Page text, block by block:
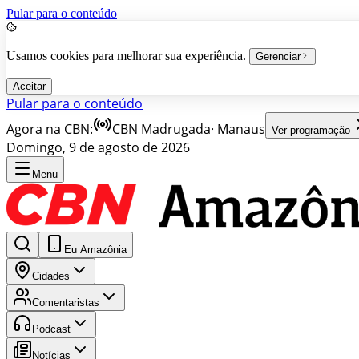
Pular para o conteúdo
Usamos cookies para melhorar sua experiência. Gerenciar
Aceitar
Pular para o conteúdo
Agora na CBN:
CBN Madrugada· Manaus Ver programação
Domingo, 9 de agosto de 2026
Menu
Eu Amazônia
Cidades
Comentaristas
Podcast
Notícias